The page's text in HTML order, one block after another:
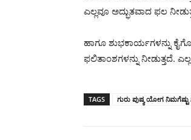
ಎಲ್ಲವೂ ಅದ್ಭುತವಾದ ಫಲ
ಹಾಗೂ ಶುಭಕಾರ್ಯಗಳನ್ನು
ಫಲಿತಾಂಶಗಳನ್ನು ನೀಡುತ್ತದೆ.
TAGS ಗುರು ಪುಷ್ಯ ಯೋಗ ನಿಮಗೆಷ್ಟು